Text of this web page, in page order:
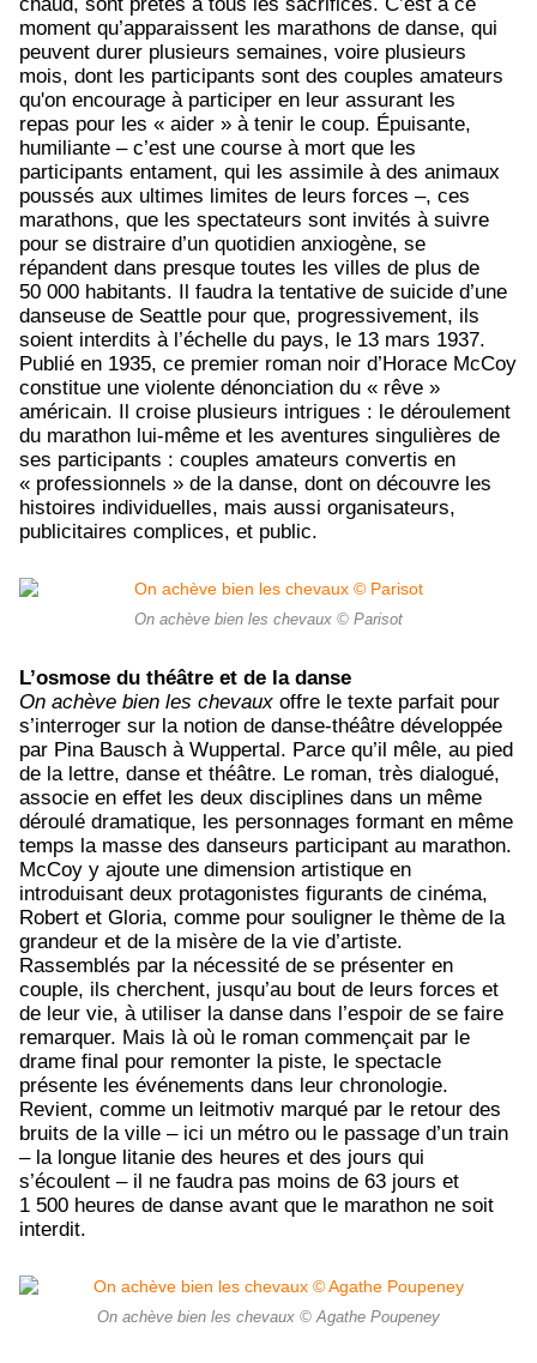
moment qu’apparaissent les marathons de danse, qui
peuvent durer plusieurs semaines, voire plusieurs
mois, dont les participants sont des couples amateurs
qu'on encourage à participer en leur assurant les
repas pour les « aider » à tenir le coup. Épuisante,
humiliante – c’est une course à mort que les
participants entament, qui les assimile à des animaux
poussés aux ultimes limites de leurs forces –, ces
marathons, que les spectateurs sont invités à suivre
pour se distraire d’un quotidien anxiogène, se
répandent dans presque toutes les villes de plus de
50 000 habitants. Il faudra la tentative de suicide d’une
danseuse de Seattle pour que, progressivement, ils
soient interdits à l’échelle du pays, le 13 mars 1937.
Publié en 1935, ce premier roman noir d’Horace McCoy
constitue une violente dénonciation du « rêve »
américain. Il croise plusieurs intrigues : le déroulement
du marathon lui-même et les aventures singulières de
ses participants : couples amateurs convertis en
« professionnels » de la danse, dont on découvre les
histoires individuelles, mais aussi organisateurs,
publicitaires complices, et public.
On achève bien les chevaux © Parisot
L’osmose du théâtre et de la danse
On achève bien les chevaux offre le texte parfait pour
s’interroger sur la notion de danse-théâtre développée
par Pina Bausch à Wuppertal. Parce qu’il mêle, au pied
de la lettre, danse et théâtre. Le roman, très dialogué,
associe en effet les deux disciplines dans un même
déroulé dramatique, les personnages formant en même
temps la masse des danseurs participant au marathon.
McCoy y ajoute une dimension artistique en
introduisant deux protagonistes figurants de cinéma,
Robert et Gloria, comme pour souligner le thème de la
grandeur et de la misère de la vie d’artiste.
Rassemblés par la nécessité de se présenter en
couple, ils cherchent, jusqu’au bout de leurs forces et
de leur vie, à utiliser la danse dans l’espoir de se faire
remarquer. Mais là où le roman commençait par le
drame final pour remonter la piste, le spectacle
présente les événements dans leur chronologie.
Revient, comme un leitmotiv marqué par le retour des
bruits de la ville – ici un métro ou le passage d’un train
– la longue litanie des heures et des jours qui
s’écoulent – il ne faudra pas moins de 63 jours et
1 500 heures de danse avant que le marathon ne soit
interdit.
On achève bien les chevaux © Agathe Poupeney